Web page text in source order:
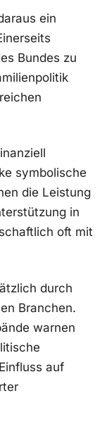
ein
Bundes zu
symbolische
die Leistung
in
oft mit
durch
Branchen.
warnen
auf